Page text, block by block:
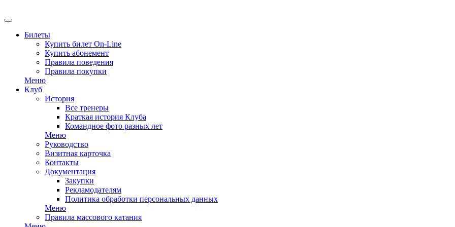
Билеты
Купить билет On-Line
Купить абонемент
Правила поведения
Правила покупки
Меню
Клуб
История
Все тренеры
Краткая история Клуба
Командное фото разных лет
Меню
Руководство
Визитная карточка
Контакты
Документация
Закупки
Рекламодателям
Политика обработки персональных данных
Меню
Правила массового катания